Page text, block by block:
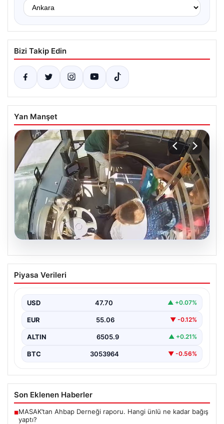
Bizi Takip Edin
Yan Manşet
Trabzon’da Otobüste Fenalaşan
Yolcuya Şoförün Hızlı Müdahalesi
yaşındaki yolcu Hasan Öner’in hayatı, şoför Sinan
Erdoğan’ın…
Piyasa Verileri
USD 47.70 ▲ +0.07%
EUR 55.06 ▼ -0.12%
ALTIN 6505.9 ▲ +0.21%
BTC 3053964 ▼ -0.56%
Son Eklenen Haberler
■MASAK’tan Ahbap Derneği raporu. Hangi ünlü ne kadar bağış
yaptı?